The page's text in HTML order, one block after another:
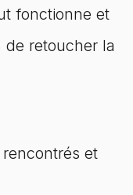
fonctionne et
de retoucher la
rencontrés et